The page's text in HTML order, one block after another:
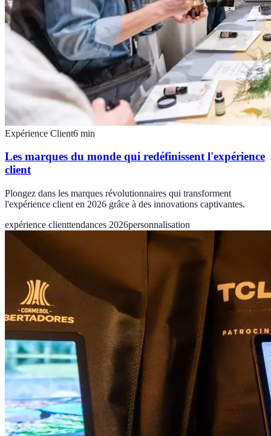
Expérience Client6 min
Les marques du monde qui redéfinissent l'expérience
client
Plongez dans les marques révolutionnaires qui transforment
l'expérience client en 2026 grâce à des innovations captivantes.
expérience clienttendances 2026personnalisation